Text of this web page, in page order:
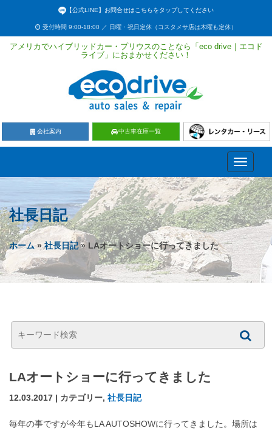
【公式LINE】お問合せはこちらをタップしてください
受付時間 9:00-18:00 ／ 日曜・祝日定休（コスタメサ店は木曜も定休）
アメリカでハイブリッドカー・プリウスのことなら「eco drive｜エコド
ライブ」におまかせください！
会社案内 中古車在庫一覧
Toggle
社長日記
ホーム»社長日記» LAオートショーに行ってきました
LAオートショーに行ってきました
12.03.2017 | カテゴリー, 社長日記
毎年の事ですが今年もLA AUTOSHOWに行ってきました。場所は